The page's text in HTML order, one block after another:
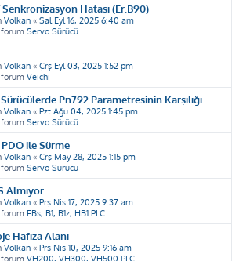
Hatası (Er.B90)
Volkan « Sal Eyl 16, 2025 6:40 am
forum Servo Sürücü
Volkan « Çrş Eyl 03, 2025 1:52 pm
forum Veichi
Pn792 Parametresinin Karşılığı
Volkan « Pzt Ağu 04, 2025 1:45 pm
forum Servo Sürücü
PDO ile Sürme
Volkan « Çrş May 28, 2025 1:15 pm
forum Servo Sürücü
Almıyor
Volkan « Prş Nis 17, 2025 9:37 am
forum FBs, B1, B1z, HB1 PLC
Hafıza Alanı
Volkan « Prş Nis 10, 2025 9:16 am
forum VH200, VH300, VH500 PLC